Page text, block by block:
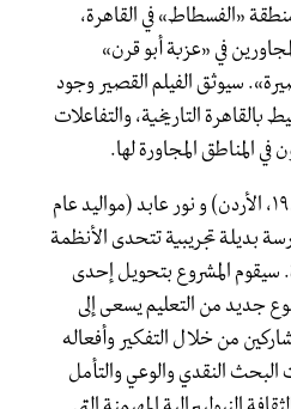
«الفسطاط» في القاهرة،
في «عزبة أبو قرن»
سيوثق الفيلم القصير وجود
بالقاهرة التاريخية، والتفاعلات
المناطق المجاورة لها.
أريج حنيطي (مواليد عام ١٩٨٩، الأردن) و نور عابد (مواليد عام
بديلة تجريبية تتحدى الأنظمة
سيقوم المشروع بتحويل إحدى
جديد من التعليم يسعى إلى
من خلال التفكير وأفعاله
البحث النقدي والوعي والتأمل